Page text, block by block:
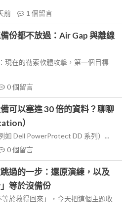
前 1 個留言
份都不放過：Air Gap 與離線
現在的勒索軟體攻擊，第一個目標
0個留言
可以塞進 30 倍的資料？聊聊
）
如 Dell PowerProtect DD 系列）...
0個留言
過的一步：還原演練，以及
等於沒備份
於救得回來」，今天把這個主題收